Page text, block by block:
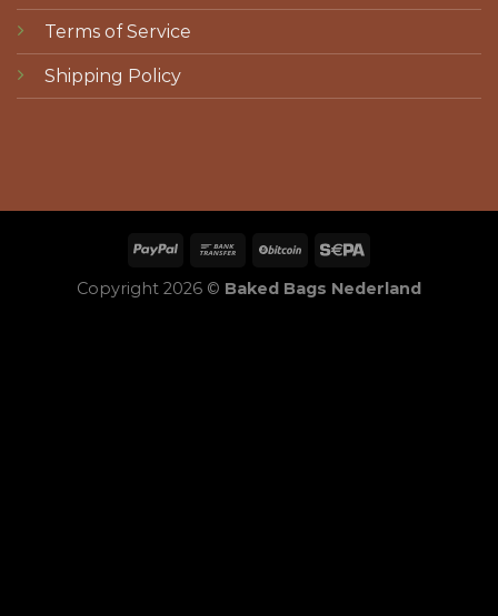
Terms of Service
Shipping Policy
Copyright 2026 © Baked Bags Nederland